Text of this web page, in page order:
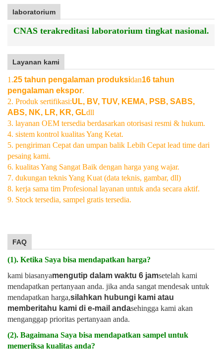
laboratorium
CNAS terakreditasi laboratorium tingkat nasional.
Layanan kami
1.25 tahun pengalaman produksidan16 tahun
pengalaman ekspor.
2. Produk sertifikasi:UL, BV, TUV, KEMA, PSB, SABS,
ABS, NK, LR, KR, GLdll
3. layanan OEM tersedia berdasarkan otorisasi resmi & hukum.
4. sistem kontrol kualitas Yang Ketat.
5. pengiriman Cepat dan umpan balik Lebih Cepat lead time dari
pesaing kami.
6. kualitas Yang Sangat Baik dengan harga yang wajar.
7. dukungan teknis Yang Kuat (data teknis, gambar, dll)
8. kerja sama tim Profesional layanan untuk anda secara aktif.
9. Stock tersedia, sampel gratis tersedia.
FAQ
(1). Ketika Saya bisa mendapatkan harga?
kami biasanyamengutip dalam waktu 6 jamsetelah kami
mendapatkan pertanyaan anda. jika anda sangat mendesak untuk
mendapatkan harga,silahkan hubungi kami atau
memberitahu kami di e-mail andasehingga kami akan
menganggap prioritas pertanyaan anda.
(2). Bagaimana Saya bisa mendapatkan sampel untuk
memeriksa kualitas anda?